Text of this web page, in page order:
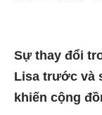
Sự thay đổi
Lisa trước và
khiến cộng